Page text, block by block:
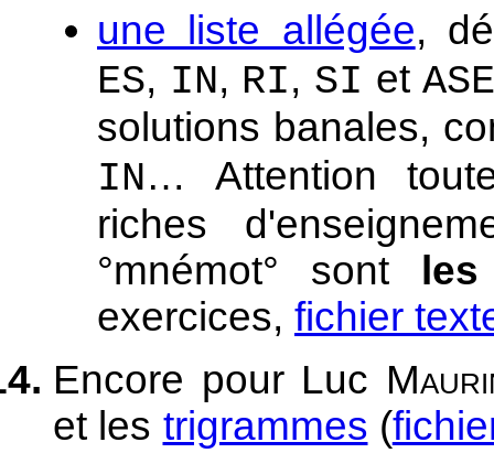
une liste allégée,
ES, IN, RI, SI et
solutions banales,
IN… Attention
riches
°mnémot° sont
exercices, fichier
Encore pour Luc
et les trigrammes (